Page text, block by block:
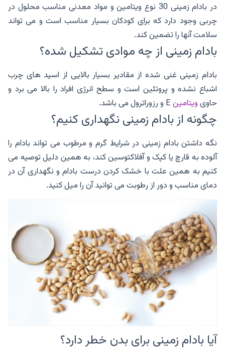
در بادام زمینی 30 نوع ویتامین و مواد معدنی مناسب محلول در
چربی وجود دارد که برای کودکان بسیار مناسب است و می تواند
سلامت آنها را تضمین کند.
بادام زمینی از چه موادی تشکیل شده؟
بادام زمینی غنی شده از مقادیر بسیار بالایی از اسید های چرب
اشباع نشده و پروتئین است و سطح انرژی افراد را بالا می برد و
حاویویتامین
چگونه از بادام زمینی نگهداری کنیم؟
نگه داشتن بادام زمینی در شرایط گرم و مرطوب می تواند بادام را
آلوده به قارچ یا کپک و آفلاکتوسین کند، به همین دلیل توصیه می
کنیم به همین علت با خشک کردن درست بادام و نگهداری آن در
دمای مناسب و دور از رطوبت می توانید آن را میل کنید.
آیا بادام زمینی برای بدن خطر دارد؟